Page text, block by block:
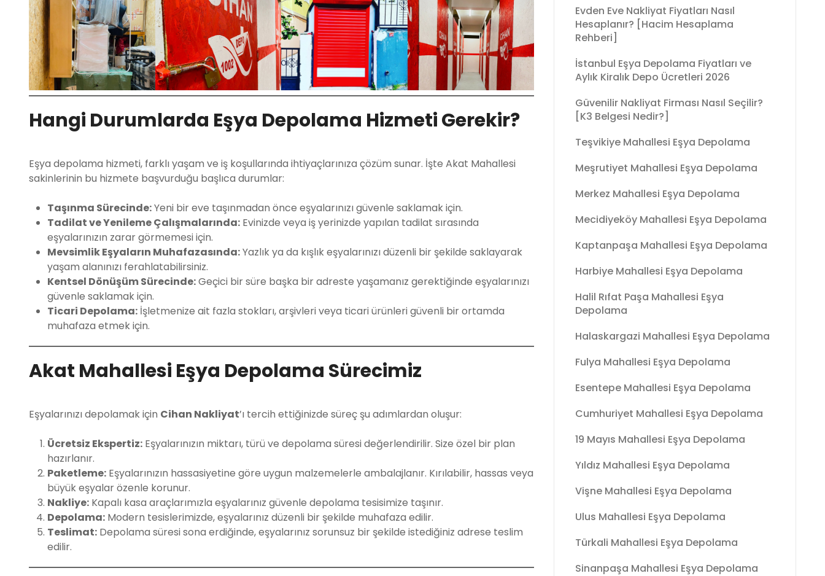
Hangi Durumlarda Eşya Depolama Hizmeti Gerekir?
Eşya depolama hizmeti, farklı yaşam ve iş koşullarında ihtiyaçlarınıza çözüm sunar. İşte Akat Mahallesi
sakinlerinin bu hizmete başvurduğu başlıca durumlar:
Taşınma Sürecinde:Yeni bir eve taşınmadan önce eşyalarınızı güvenle saklamak için.
Tadilat ve Yenileme Çalışmalarında: Evinizde veya iş yerinizde yapılan tadilat sırasında
eşyalarınızın zarar görmemesi için.
Mevsimlik Eşyaların Muhafazasında:Yazlık ya da kışlık eşyalarınızı düzenli bir şekilde saklayarak
yaşam alanınızı ferahlatabilirsiniz.
Kentsel Dönüşüm Sürecinde:Geçici bir süre başka bir adreste yaşamanız gerektiğinde eşyalarınızı
güvenle saklamak için.
Ticari Depolama: İşletmenize ait fazla stokları, arşivleri veya ticari ürünleri güvenli bir ortamda
muhafaza etmek için.
Akat Mahallesi Eşya Depolama Sürecimiz
Eşyalarınızı depolamak için Cihan Nakliyat’ı tercih ettiğinizde süreç şu adımlardan oluşur:
Ücretsiz Ekspertiz: Eşyalarınızın miktarı, türü ve depolama süresi değerlendirilir. Size özel bir plan
hazırlanır.
Paketleme: Eşyalarınızın hassasiyetine göre uygun malzemelerle ambalajlanır. Kırılabilir, hassas veya
büyük eşyalar özenle korunur.
Nakliye: Kapalı kasa araçlarımızla eşyalarınız güvenle depolama tesisimize taşınır.
Depolama: Modern tesislerimizde, eşyalarınız düzenli bir şekilde muhafaza edilir.
Teslimat: Depolama süresi sona erdiğinde, eşyalarınız sorunsuz bir şekilde istediğiniz adrese teslim
edilir.
Evden Eve Nakliyat Fiyatları Nasıl
Hesaplanır? [Hacim Hesaplama
Rehberi]
İstanbul Eşya Depolama Fiyatları ve
Aylık Kiralık Depo Ücretleri 2026
Güvenilir Nakliyat Firması Nasıl Seçilir?
[K3 Belgesi Nedir?]
Teşvikiye Mahallesi Eşya Depolama
Meşrutiyet Mahallesi Eşya Depolama
Merkez Mahallesi Eşya Depolama
Mecidiyeköy Mahallesi Eşya Depolama
Kaptanpaşa Mahallesi Eşya Depolama
Harbiye Mahallesi Eşya Depolama
Halil Rıfat Paşa Mahallesi Eşya
Depolama
Halaskargazi Mahallesi Eşya Depolama
Fulya Mahallesi Eşya Depolama
Esentepe Mahallesi Eşya Depolama
Cumhuriyet Mahallesi Eşya Depolama
19 Mayıs Mahallesi Eşya Depolama
Yıldız Mahallesi Eşya Depolama
Vişne Mahallesi Eşya Depolama
Ulus Mahallesi Eşya Depolama
Türkali Mahallesi Eşya Depolama
Sinanpaşa Mahallesi Eşya Depolama